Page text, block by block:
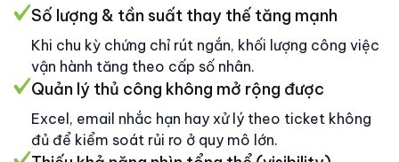
Số lượng & tần suất thay thế tăng mạnh
Khi chu kỳ chứng chỉ rút ngắn, khối lượng công việc
vận hành tăng theo cấp số nhân.
Quản lý thủ công không mở rộng được
Excel, email nhắc hạn hay xử lý theo ticket không
đủ để kiểm soát rủi ro ở quy mô lớn.